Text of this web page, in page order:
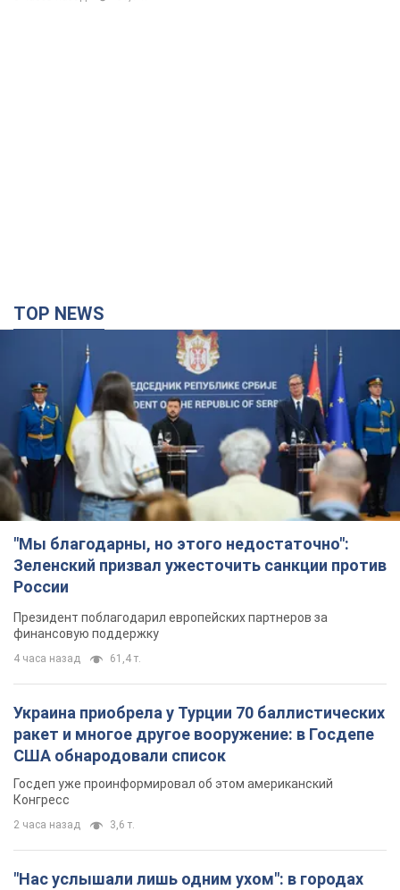
TOP NEWS
"Мы благодарны, но этого недостаточно":
Зеленский призвал ужесточить санкции против
России
Президент поблагодарил европейских партнеров за
финансовую поддержку
4 часа назад 61,4 т.
Украина приобрела у Турции 70 баллистических
ракет и многое другое вооружение: в Госдепе
США обнародовали список
Госдеп уже проинформировал об этом американский
Конгресс
2 часа назад 3,6 т.
"Нас услышали лишь одним ухом": в городах